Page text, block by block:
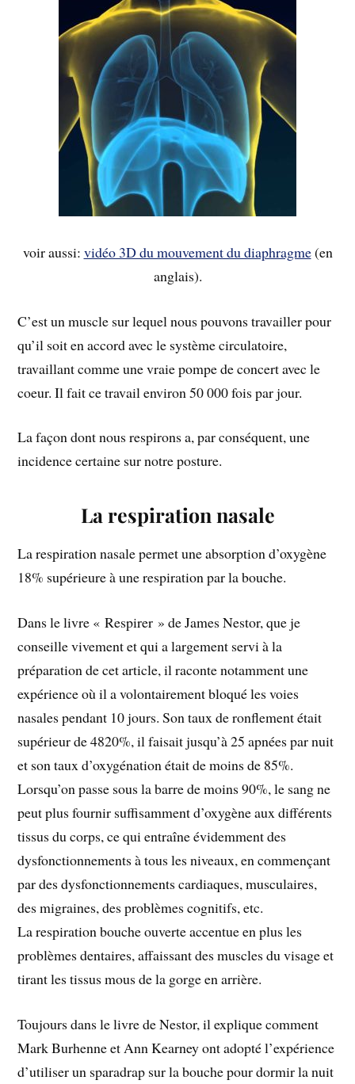
voir aussi: vidéo 3D du mouvement du diaphragme(en
anglais).
C’est un muscle sur lequel nous pouvons travailler pour
qu’il soit en accord avec le système circulatoire,
travaillant comme une vraie pompe de concert avec le
coeur. Il fait ce travail environ 50 000 fois par jour.
La façon dont nous respirons a, par conséquent, une
incidence certaine sur notre posture.
La respiration nasale
La respiration nasale permet une absorption d’oxygène
18% supérieure à une respiration par la bouche.
Dans le livre « Respirer » de James Nestor, que je
conseille vivement et qui a largement servi à la
préparation de cet article, il raconte notamment une
expérience où il a volontairement bloqué les voies
nasales pendant 10 jours. Son taux de ronflement était
supérieur de 4820%, il faisait jusqu’à 25 apnées par nuit
et son taux d’oxygénation était de moins de 85%.
Lorsqu’on passe sous la barre de moins 90%, le sang ne
peut plus fournir suffisamment d’oxygène aux différents
tissus du corps, ce qui entraîne évidemment des
dysfonctionnements à tous les niveaux, en commençant
par des dysfonctionnements cardiaques, musculaires,
des migraines, des problèmes cognitifs, etc.
La respiration bouche ouverte accentue en plus les
problèmes dentaires, affaissant des muscles du visage et
tirant les tissus mous de la gorge en arrière.
Toujours dans le livre de Nestor, il explique comment
Mark Burhenne et Ann Kearney ont adopté l’expérience
d’utiliser un sparadrap sur la bouche pour dormir la nuit